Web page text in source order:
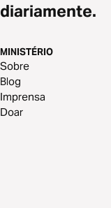
diariamente.
MINISTÉRIO
Sobre
Blog
Imprensa
Doar